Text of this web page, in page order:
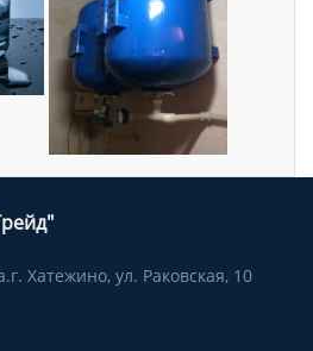
Хатежино, ул. Раковская, 10